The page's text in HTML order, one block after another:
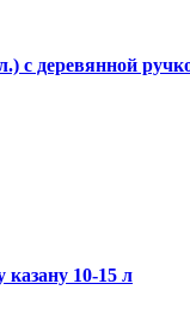
с деревянной
10-15 л